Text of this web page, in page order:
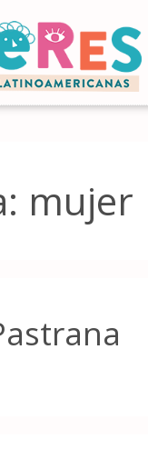
mujer